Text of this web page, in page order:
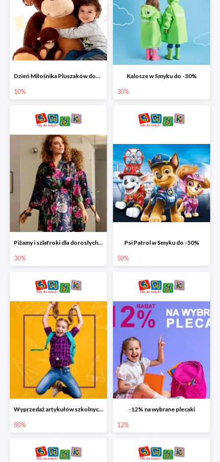
Dzień Miłośnika Pluszaków dodatkowy rabat -10%
10%
Kalosze w Smyku do -30%
30%
Piżamy i szlafroki dla dorosłych w Smyku do -30%
30%
Psi Patrol w Smyku do -50%
50%
Wyprzedaż artykułów szkolnych w Smyku do -80%
80%
-12% na wybrane plecaki
12%